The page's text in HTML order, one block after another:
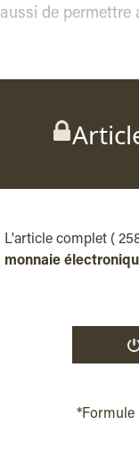
aussi de permettre
L'article complet (
monnaie
*Formule